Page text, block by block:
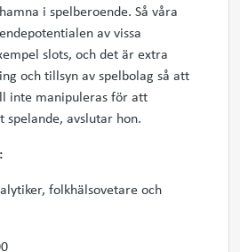
i spelberoende. Så våra
av vissa
slots, och det är extra
och tillsyn av spelbolag så att
inte manipuleras för att
spelande, avslutar hon.
folkhälsovetare och